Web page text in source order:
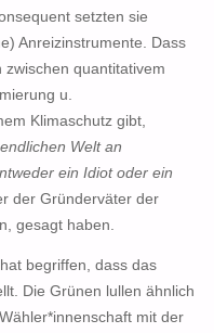
setzten sie
Anreizinstrumente. Dass
quantitativem
u.
Klimaschutz gibt,
endlichen Welt an
ein Idiot oder ein
der Gründerväter der
gesagt haben.
begriffen, dass das
Die Grünen lullen ähnlich
mit der